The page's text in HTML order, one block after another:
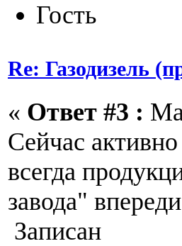
Гость
Re: Газодизель
« Ответ #3 :
Сейчас
всегда
завода"
Записан